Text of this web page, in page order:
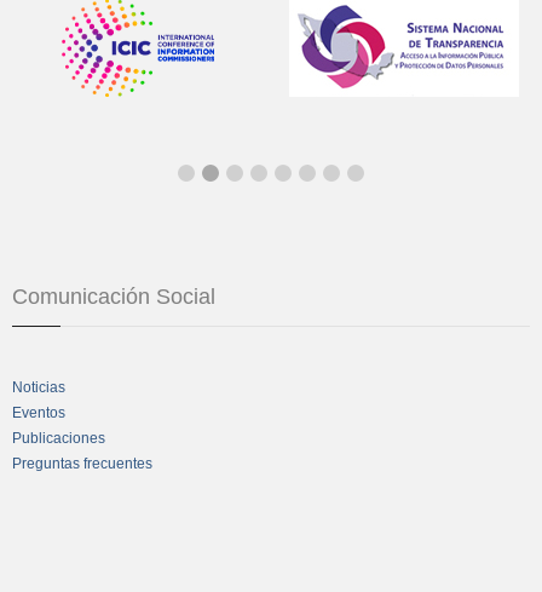
Comunicación Social
Noticias
Eventos
Publicaciones
Preguntas frecuentes